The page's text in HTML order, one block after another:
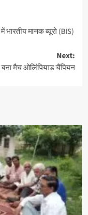
भारतीय मानक ब्यूरो (BIS)
Next:
मैच ओलिंपियाड चैंपियन